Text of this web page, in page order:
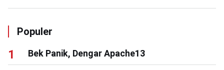
Populer
Bek Panik, Dengar Apache13